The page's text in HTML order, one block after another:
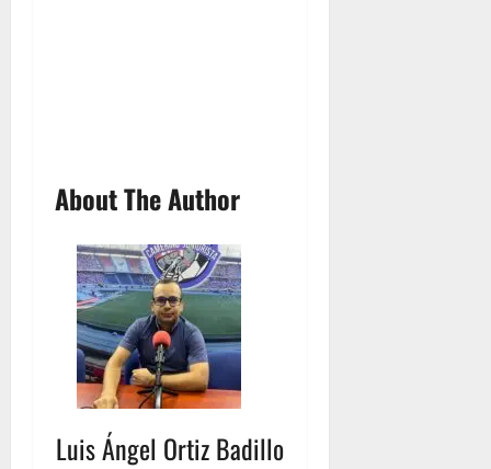
About The Author
Luis Ángel Ortiz Badillo